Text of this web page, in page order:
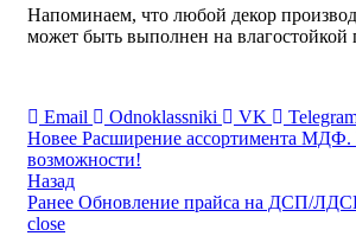
Напоминаем, что любой декор
может быть выполнен на влагостойкой
Email Odnoklassniki VK
Новее Расширение ассортимента
возможности!
Назад
Ранее Обновление прайса на ДСП/
close